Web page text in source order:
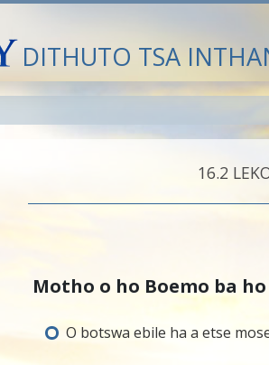
DITHUTO TSA
16.‎2
Motho o ho Boemo ba
O botswa ebile ha a etse